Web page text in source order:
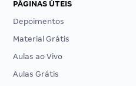
PÁGINAS ÚTEIS
Depoimentos
Material Grátis
Aulas ao Vivo
Aulas Grátis